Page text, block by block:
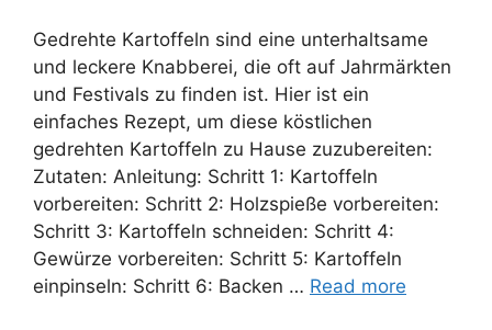
Gedrehte Kartoffeln sind eine unterhaltsame
und leckere Knabberei, die oft auf Jahrmärkten
und Festivals zu finden ist. Hier ist ein
einfaches Rezept, um diese köstlichen
gedrehten Kartoffeln zu Hause zuzubereiten:
Zutaten: Anleitung: Schritt 1: Kartoffeln
vorbereiten: Schritt 2: Holzspieße vorbereiten:
Schritt 3: Kartoffeln schneiden: Schritt 4:
Gewürze vorbereiten: Schritt 5: Kartoffeln
einpinseln: Schritt 6: Backen … Read more